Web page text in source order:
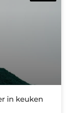
in keuken